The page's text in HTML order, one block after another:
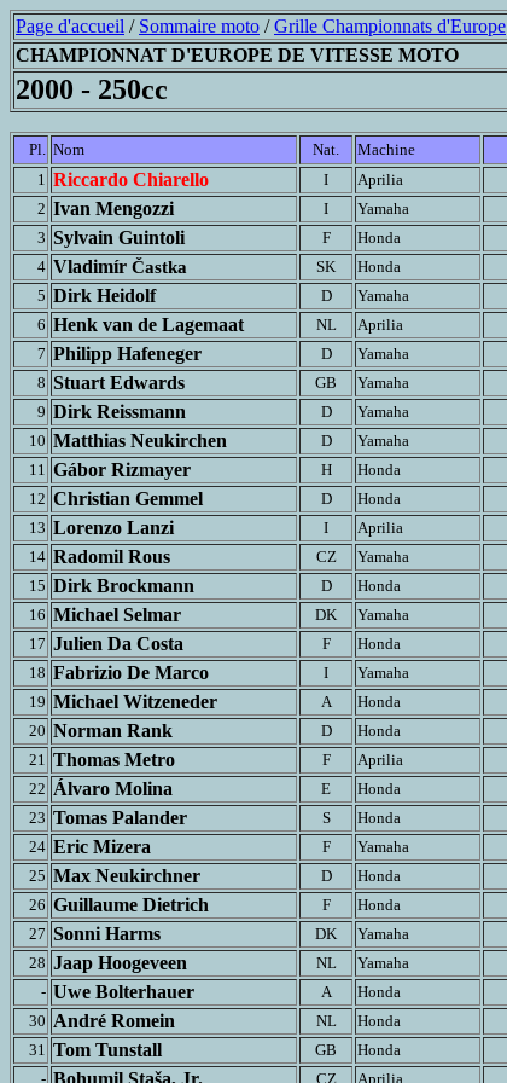
Page d'accueil / Sommaire moto /Grille Championnats d'Europe
CHAMPIONNAT D'EUROPE DE VITESSE MOTO
2000 - 250cc
Pl. Nom Nat. Machine
1 Riccardo Chiarello I Aprilia
2 Ivan Mengozzi I Yamaha
3 Sylvain Guintoli F Honda
4 Vladimír Častka SK Honda
5 Dirk Heidolf D Yamaha
6 Henk van de Lagemaat NL Aprilia
7 Philipp Hafeneger D Yamaha
8 Stuart Edwards GB Yamaha
9 Dirk Reissmann D Yamaha
10 Matthias Neukirchen D Yamaha
11 Gábor Rizmayer H Honda
12 Christian Gemmel D Honda
13 Lorenzo Lanzi I Aprilia
14 Radomil Rous CZ Yamaha
15 Dirk Brockmann D Honda
16 Michael Selmar DK Yamaha
17 Julien Da Costa F Honda
18 Fabrizio De Marco I Yamaha
19 Michael Witzeneder A Honda
20 Norman Rank D Honda
21 Thomas Metro F Aprilia
22 Álvaro Molina E Honda
23 Tomas Palander S Honda
24 Eric Mizera F Yamaha
25 Max Neukirchner D Honda
26 Guillaume Dietrich F Honda
27 Sonni Harms DK Yamaha
28 Jaap Hoogeveen NL Yamaha
- Uwe Bolterhauer A Honda
30 André Romein NL Honda
31 Tom Tunstall GB Honda
- Bohumil Staša, Jr. CZ Aprilia